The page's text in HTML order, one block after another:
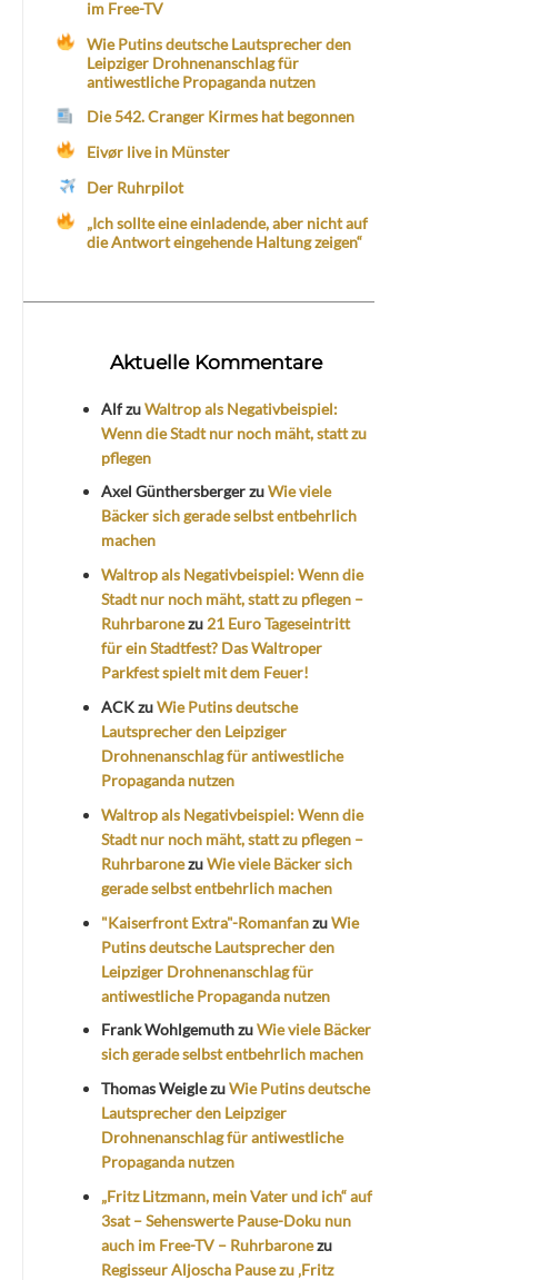
im Free-TV
Wie Putins deutsche Lautsprecher den
Leipziger Drohnenanschlag für
antiwestliche Propaganda nutzen
Die 542. Cranger Kirmes hat begonnen
Eivør live in Münster
Der Ruhrpilot
„Ich sollte eine einladende, aber nicht auf
die Antwort eingehende Haltung zeigen“
Aktuelle Kommentare
AlfzuWaltrop als Negativbeispiel:
Wenn die Stadt nur noch mäht, statt zu
pflegen
Axel GünthersbergerzuWie viele
Bäcker sich gerade selbst entbehrlich
machen
Waltrop als Negativbeispiel: Wenn die
Stadt nur noch mäht, statt zu pflegen –
Ruhrbaronezu 21 Euro Tageseintritt
für ein Stadtfest? Das Waltroper
Parkfest spielt mit dem Feuer!
ACKzuWie Putins deutsche
Lautsprecher den Leipziger
Drohnenanschlag für antiwestliche
Propaganda nutzen
Waltrop als Negativbeispiel: Wenn die
Stadt nur noch mäht, statt zu pflegen –
RuhrbaronezuWie viele Bäcker sich
gerade selbst entbehrlich machen
"Kaiserfront Extra"-RomanfanzuWie
Putins deutsche Lautsprecher den
Leipziger Drohnenanschlag für
antiwestliche Propaganda nutzen
Frank WohlgemuthzuWie viele Bäcker
sich gerade selbst entbehrlich machen
Thomas WeiglezuWie Putins deutsche
Lautsprecher den Leipziger
Drohnenanschlag für antiwestliche
Propaganda nutzen
„Fritz Litzmann, mein Vater und ich“ auf
3sat – Sehenswerte Pause-Doku nun
auch im Free-TV – Ruhrbaronezu
Regisseur Aljoscha Pause zu ‚Fritz